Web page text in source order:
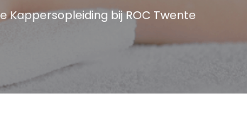
Kappersopleiding bij ROC Twente